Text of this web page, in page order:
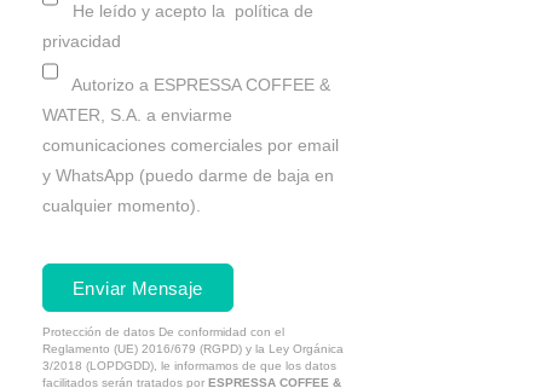
He leído y acepto la política de
privacidad
Autorizo a ESPRESSA COFFEE &
WATER, S.A. a enviarme
comunicaciones comerciales por email
y WhatsApp (puedo darme de baja en
cualquier momento).
Enviar Mensaje
Protección de datos De conformidad con el
Reglamento (UE) 2016/679 (RGPD) y la Ley Orgánica
3/2018 (LOPDGDD), le informamos de que los datos
facilitados serán tratados por ESPRESSA COFFEE &